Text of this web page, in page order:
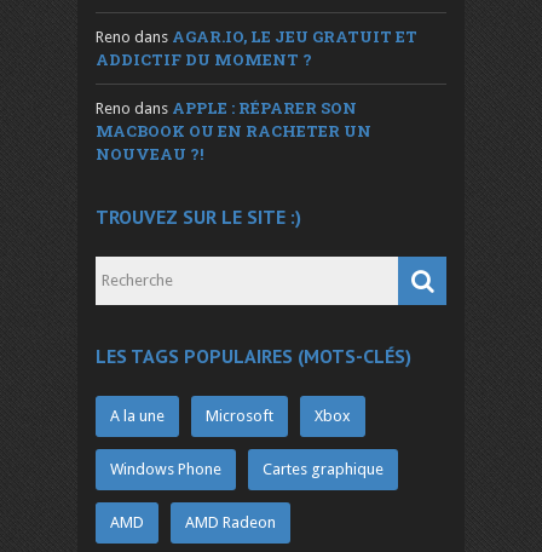
Reno dans AGAR.IO, LE JEU GRATUIT ET
ADDICTIF DU MOMENT ?
Reno dans APPLE : RÉPARER SON
MACBOOK OU EN RACHETER UN
NOUVEAU ?!
TROUVEZ SUR LE SITE :)
LES TAGS POPULAIRES (MOTS-CLÉS)
A la une Microsoft Xbox
Windows Phone Cartes graphique
AMD AMD Radeon